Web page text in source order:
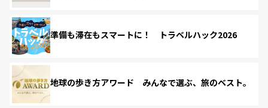
準備も滞在もスマートに！ トラベルハック2026
地球の歩き方アワード みんなで選ぶ、旅のベスト。